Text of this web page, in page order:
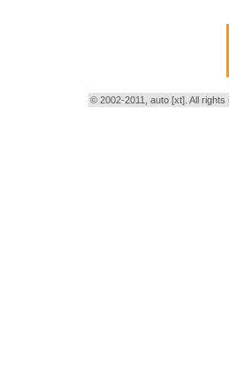
© 2002-2011, auto [xt]. All